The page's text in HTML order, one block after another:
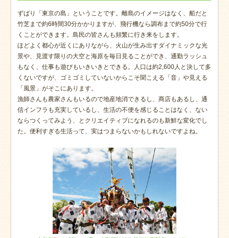
ずばり「東京の島」ということです。離島のイメージはなく、船だと
竹芝まで約6時間30分かかりますが、飛行機なら調布まで約50分で行
くことができます。島民の皆さんも頻繁に行き来をします。
ほどよく都心が近くにありながら、火山が生み出すダイナミックな光
景や、見渡す限りの大空と海原を毎日見ることができ、通勤ラッシュ
もなく、仕事も遊びもいきいきとできる。人口は約2,600人と決して多
くないですが、ゴミゴミしていないからこそ聞こえる「音」や見える
「風景」がそこにあります。
漁師さんも農家さんもいるので地産地消できるし、商店もあるし、通
信インフラも充実しているし、生活の不便を感じることはなく、ない
ならつくってみよう、とクリエイティブになれるのも新鮮な変化でし
た。便利すぎる生活って、実はつまらないかもしれないですよね。